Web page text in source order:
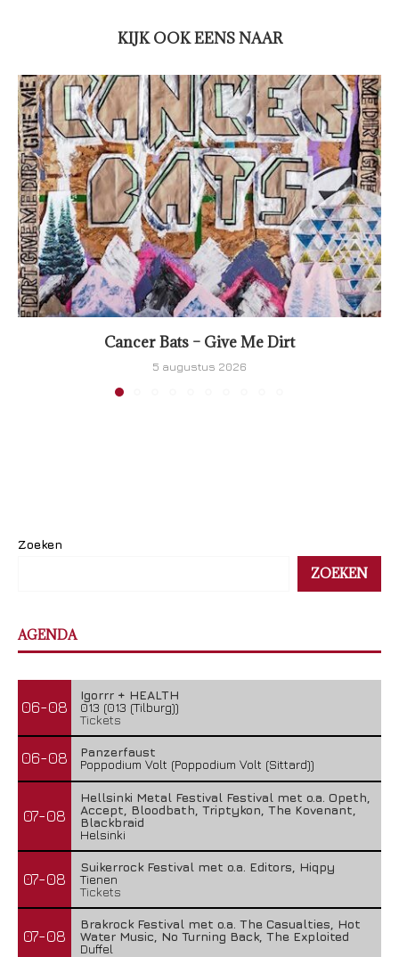
KIJK OOK EENS NAAR
Cancer Bats – Give Me Dirt
5 augustus 2026
Zoeken
ZOEKEN
AGENDA
06-08
Igorrr + HEALTH
013 (013 (Tilburg))
Tickets
06-08
Panzerfaust
Poppodium Volt (Poppodium Volt (Sittard))
07-08
Hellsinki Metal Festival Festival met o.a. Opeth,
Accept, Bloodbath, Triptykon, The Kovenant,
Blackbraid
Helsinki
07-08
Suikerrock Festival met o.a. Editors, Hiqpy
Tienen
Tickets
07-08
Brakrock Festival met o.a. The Casualties, Hot
Water Music, No Turning Back, The Exploited
Duffel